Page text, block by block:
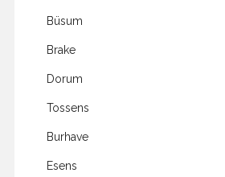
Büsum
Brake
Dorum
Tossens
Burhave
Esens